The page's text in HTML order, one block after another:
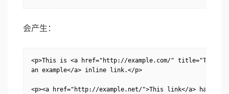
会产生：
<p>This is <a href="http://example.com/" title="Title">
an example</a> inline link.</p>
<p><a href="http://example.net/">This link</a> has no